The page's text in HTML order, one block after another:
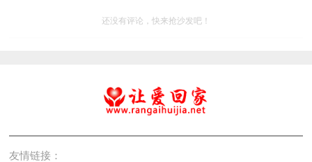
还没有评论，快来抢沙发吧！
友情链接：